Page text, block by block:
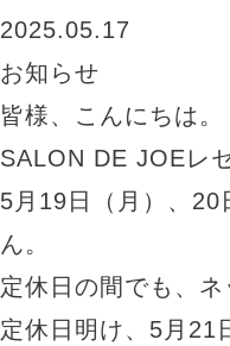
2025.05.17
お知らせ
皆様、こんにちは。
SALON DE JOEレ
5月19日（月）、
ん。
定休日の間でも、
定休日明け、5月21